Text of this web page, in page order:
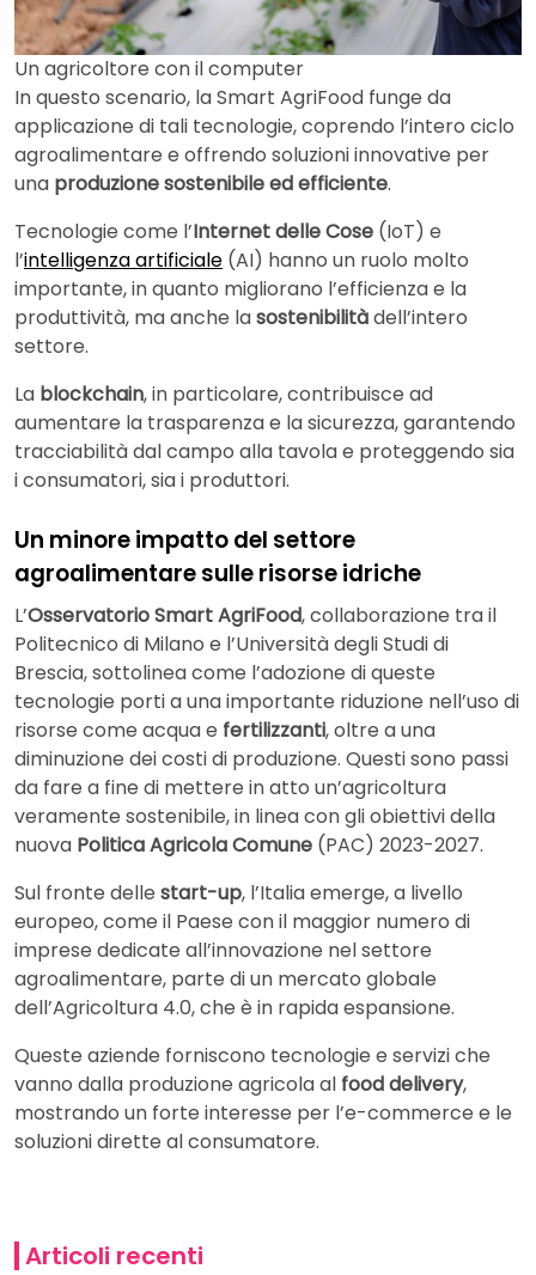
Un agricoltore con il computer
In questo scenario, la Smart AgriFood funge da
applicazione di tali tecnologie, coprendo l’intero ciclo
agroalimentare e offrendo soluzioni innovative per
una produzione sostenibile ed efficiente.
Tecnologie come l’Internet delle Cose (IoT) e
l’intelligenza artificiale (AI) hanno un ruolo molto
importante, in quanto migliorano l’efficienza e la
produttività, ma anche lasostenibilitàdell’intero
settore.
La blockchain, in particolare, contribuisce ad
aumentare la trasparenza e la sicurezza, garantendo
tracciabilità dal campo alla tavola e proteggendo sia
i consumatori, sia i produttori.
Un minore impatto del settore
agroalimentare sulle risorse idriche
L’Osservatorio Smart AgriFood, collaborazione tra il
Politecnico di Milano e l’Università degli Studi di
Brescia, sottolinea come l’adozione di queste
tecnologie porti a una importante riduzione nell’uso di
risorse come acqua e fertilizzanti, oltre a una
diminuzione dei costi di produzione. Questi sono passi
da fare a fine di mettere in atto un’agricoltura
veramente sostenibile, in linea con gli obiettivi della
nuova Politica Agricola Comune (PAC) 2023-2027.
Sul fronte delle start-up, l’Italia emerge, a livello
europeo, come il Paese con il maggior numero di
imprese dedicate all’innovazione nel settore
agroalimentare, parte di un mercato globale
dell’Agricoltura 4.0, che è in rapida espansione.
Queste aziende forniscono tecnologie e servizi che
vanno dalla produzione agricola al food delivery,
mostrando un forte interesse per l’e-commerce e le
soluzioni dirette al consumatore.
Articoli recenti